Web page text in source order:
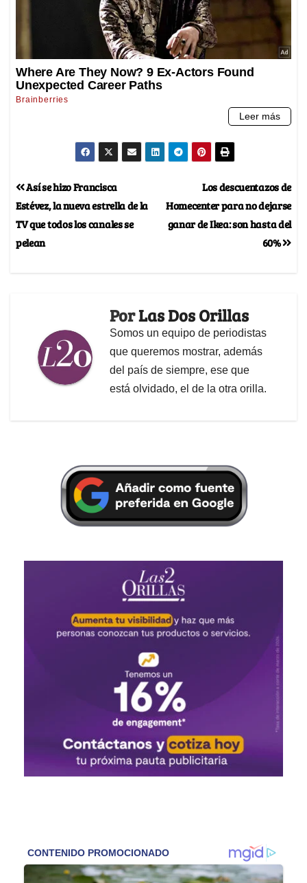
Los descuentazos de
Homecenter para no dejarse
ganar de Ikea: son hasta del
60%
Así se hizo Francisca
Estévez, la nueva estrella de la
TV que todos los canales se
pelean
PorLas Dos Orillas
Somos un equipo de periodistas
que queremos mostrar, además
del país de siempre, ese que
está olvidado, el de la otra orilla.